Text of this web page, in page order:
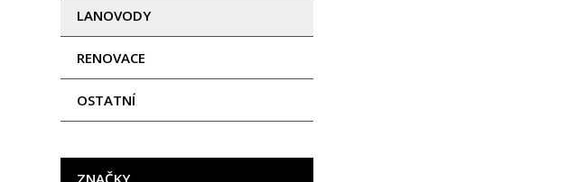
LANOVODY
RENOVACE
OSTATNÍ
ZNAČKY